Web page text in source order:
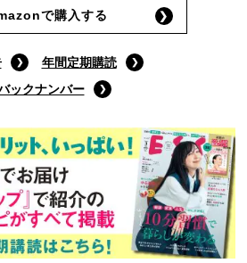
常版 (定価:790円)
で購入する
年間定期購読
ックナンバー